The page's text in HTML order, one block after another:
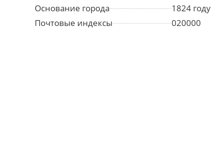
Основание города
1824 году
Почтовые индексы
020000